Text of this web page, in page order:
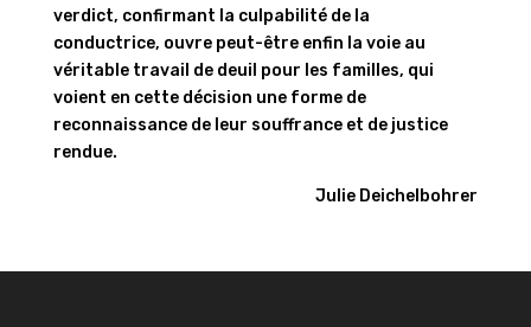
verdict, confirmant la culpabilité de la
conductrice, ouvre peut-être enfin la voie au
véritable travail de deuil pour les familles, qui
voient en cette décision une forme de
reconnaissance de leur souffrance et de justice
rendue.
Julie Deichelbohrer